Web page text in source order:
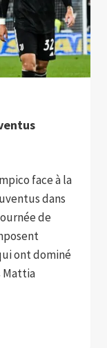
face à la
dans
de
ont dominé
Mattia